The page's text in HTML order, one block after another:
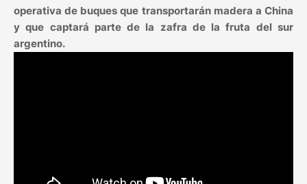
operativa de buques que transportarán madera a China
y que captará parte de la zafra de la fruta del sur
argentino.